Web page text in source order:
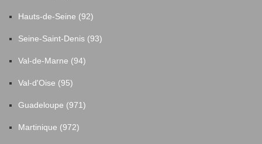
Hauts-de-Seine (92)
Seine-Saint-Denis (93)
Val-de-Marne (94)
Val-d'Oise (95)
Guadeloupe (971)
Martinique (972)